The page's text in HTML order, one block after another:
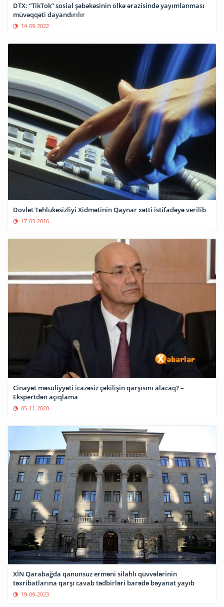
DTX: “TikTok” sosial şəbəkəsinin ölkə ərazisində yayımlanması
müvəqqəti dayandırılır
14-09-2022
Dövlət Təhlükəsizliyi Xidmətinin Qaynar xətti istifadəyə verilib
17-03-2016
Cinayət məsuliyyəti icazəsiz çəkilişin qarşısını alacaq? –
Ekspertdən açıqlama
05-11-2020
XİN Qarabağda qanunsuz erməni silahlı qüvvələrinin
təxribatlarına qarşı cavab tədbirləri barədə bəyanat yayıb
19-09-2023